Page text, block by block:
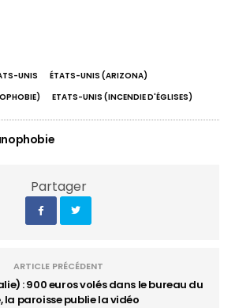
UNIS
ÉTATS-UNIS (ARIZONA)
ETATS-UNIS (INCENDIE D'ÉGLISES)
Partager
ARTICLE PRÉCÉDENT
: 900 euros volés dans le bureau du
la paroisse publie la vidéo